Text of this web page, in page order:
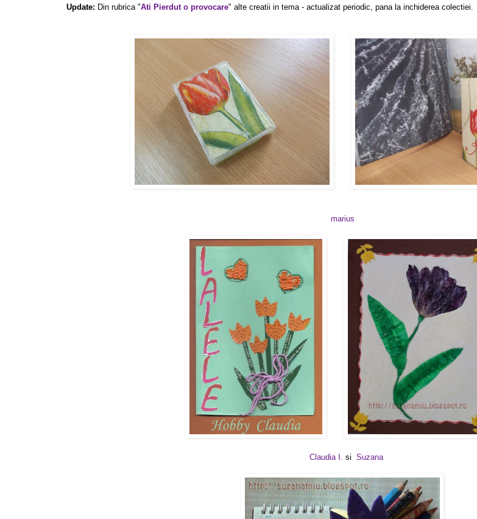
Update: Din rubrica "Ati Pierdut o provocare" alte creatii in tema - actualizat periodic, pana la inchiderea colectiei.
marius
Claudia I. si Suzana